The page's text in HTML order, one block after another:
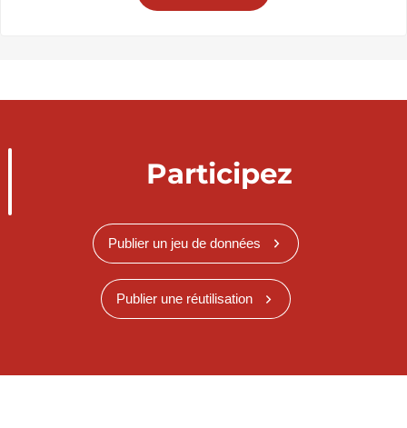
Participez
Publier un jeu de données
Publier une réutilisation